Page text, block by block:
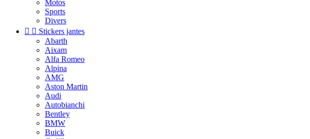
Motos
Sports
Divers
  Stickers jantes
Abarth
Aixam
Alfa Romeo
Alpina
AMG
Aston Martin
Audi
Autobianchi
Bentley
BMW
Buick